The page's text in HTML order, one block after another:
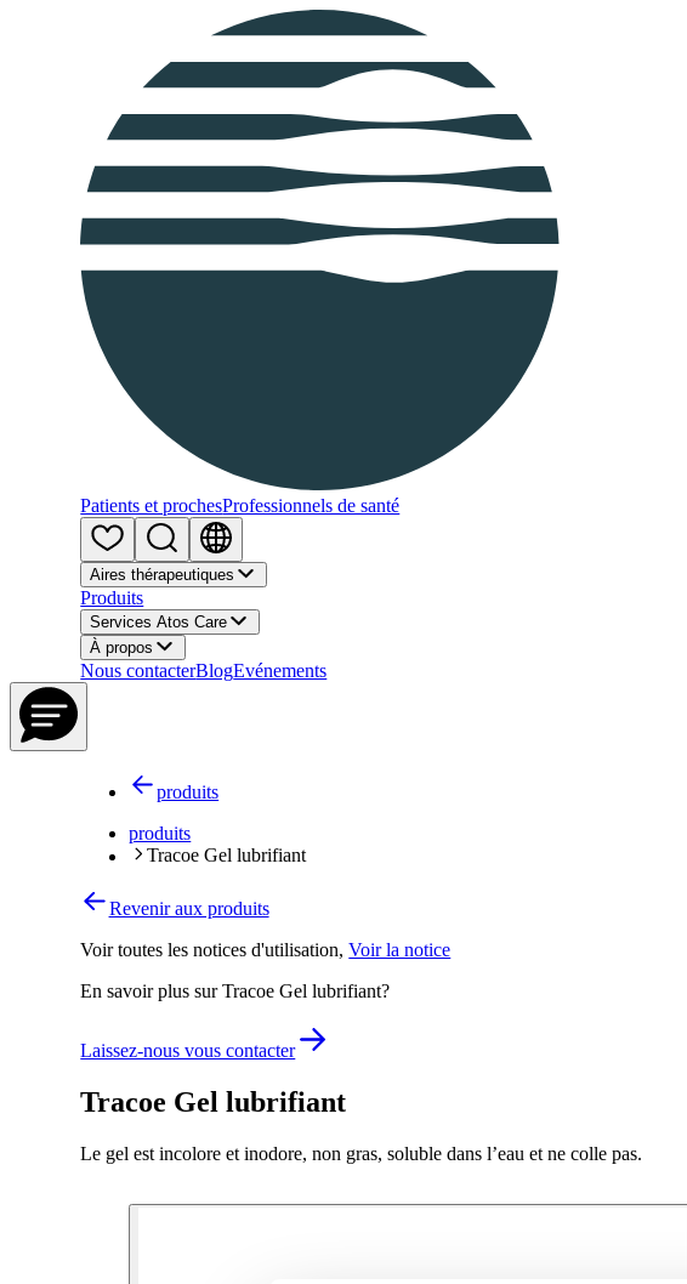
Patients et prochesProfessionnels de santé
Aires thérapeutiques
Produits
Services Atos Care
À propos
Nous contacterBlogEvénements
produits
produits
Tracoe Gel lubrifiant
Tracoe Gel lubrifiant
Le gel est incolore et inodore, non gras, soluble dans l’eau et ne colle pas.
Revenir aux produits
Voir toutes les notices d'utilisation,Voir la notice
En savoir plus sur Tracoe Gel lubrifiant?
Laissez-nous vous contacter